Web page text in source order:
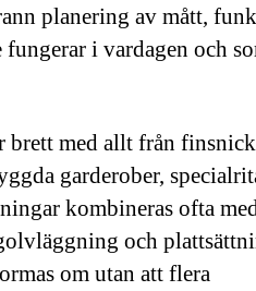
planering av mått,
i vardagen och
brett med allt från
garderober,
kombineras ofta
och
om utan att flera